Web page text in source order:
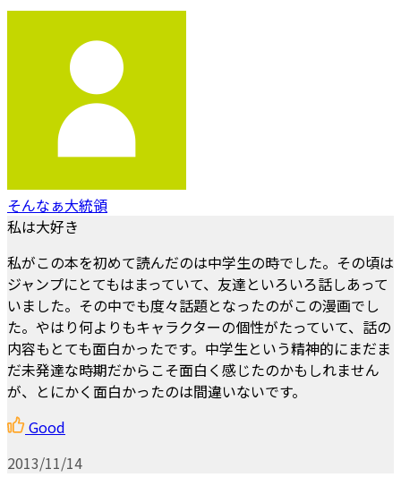
そんなぁ大統領
私は大好き
私がこの本を初めて読んだのは中学生の時でした。その頃は
ジャンプにとてもはまっていて、友達といろいろ話しあって
いました。その中でも度々話題となったのがこの漫画でし
た。やはり何よりもキャラクターの個性がたっていて、話の
内容もとても面白かったです。中学生という精神的にまだま
だ未発達な時期だからこそ面白く感じたのかもしれません
が、とにかく面白かったのは間違いないです。
Good
2013/11/14